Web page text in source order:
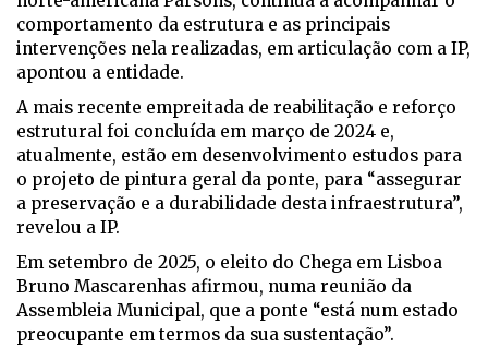
comportamento da estrutura e as principais
intervenções nela realizadas, em articulação com a IP,
apontou a entidade.
A mais recente empreitada de reabilitação e reforço
estrutural foi concluída em março de 2024 e,
atualmente, estão em desenvolvimento estudos para
o projeto de pintura geral da ponte, para “assegurar
a preservação e a durabilidade desta infraestrutura”,
revelou a IP.
Em setembro de 2025, o eleito do Chega em Lisboa
Bruno Mascarenhas afirmou, numa reunião da
Assembleia Municipal, que a ponte “está num estado
preocupante em termos da sua sustentação”.